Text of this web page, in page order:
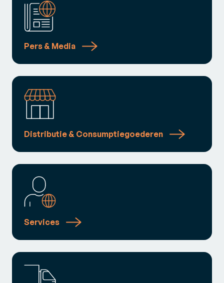
Pers & Media
Distributie & Consumptiegoederen
Services